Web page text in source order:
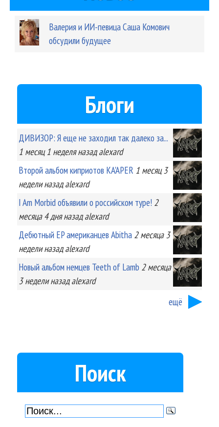
Валерия и ИИ-певица Саша Комович
обсудили будущее
Блоги
ДИВИЗОР: Я еще не заходил так далеко за...
1 месяц 1 неделяназад alexard
Второй альбом киприотов KA'APER 1 месяц 3
неделиназад alexard
I Am Morbid объявили о российском туре! 2
месяца 4 дняназад alexard
Дебютный EP американцев Abitha 2 месяца 3
неделиназад alexard
Новый альбом немцев Teeth of Lamb 2 месяца
3 неделиназад alexard
ещё
Поиск